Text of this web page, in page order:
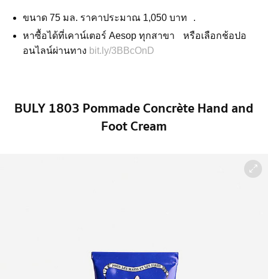
ขนาด 75 มล. ราคาประมาณ 1,050 บาท .
หาซื้อได้ที่เคาน์เตอร์ Aesop ทุกสาขา หรือเลือกช้อปอ
อนไลน์ผ่านทาง bit.ly/3BBcOnD
BULY 1803 Pommade Concrète Hand and
Foot Cream